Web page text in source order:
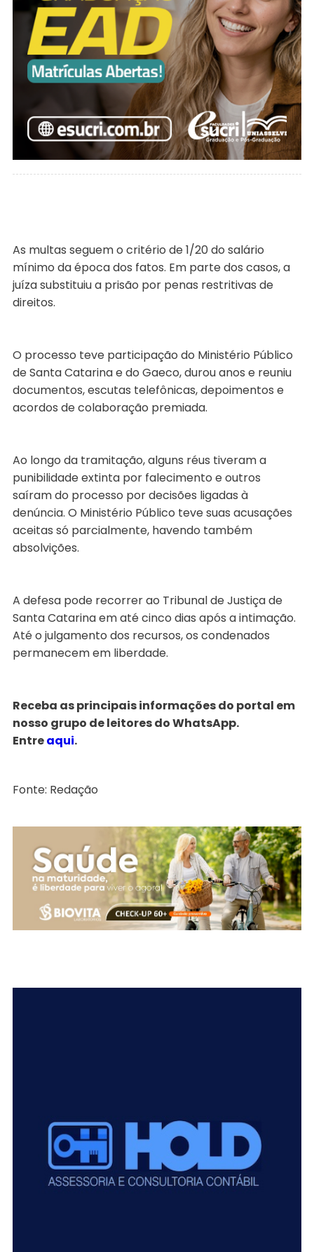
As multas seguem o critério de 1/20 do salário
mínimo da época dos fatos. Em parte dos casos, a
juíza substituiu a prisão por penas restritivas de
direitos.
O processo teve participação do Ministério Público
de Santa Catarina e do Gaeco, durou anos e reuniu
documentos, escutas telefônicas, depoimentos e
acordos de colaboração premiada.
Ao longo da tramitação, alguns réus tiveram a
punibilidade extinta por falecimento e outros
saíram do processo por decisões ligadas à
denúncia. O Ministério Público teve suas acusações
aceitas só parcialmente, havendo também
absolvições.
A defesa pode recorrer ao Tribunal de Justiça de
Santa Catarina em até cinco dias após a intimação.
Até o julgamento dos recursos, os condenados
permanecem em liberdade.
Receba as principais informações do portal em
nosso grupo de leitores do WhatsApp.
Entreaqui.
Fonte: Redação